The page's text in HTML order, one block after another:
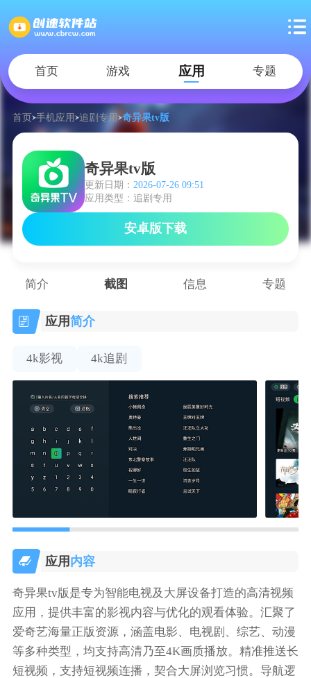
首页 游戏 应用 专题
首页 手机应用 追剧专用 奇异果tv版
奇异果tv版
更新日期： 2026-07-26 09:51
应用类型：追剧专用
安卓版下载
简介 截图 信息 专题
应用简介
4k影视 4k追剧
应用 内容
奇异果tv版是专为智能电视及大屏设备打造的高清视频
应用，提供丰富的影视内容与优化的观看体验。汇聚了
爱奇艺海量正版资源，涵盖电影、电视剧、综艺、动漫
等多种类型，均支持高清乃至4K画质播放。精准推送长
短视频，支持短视频连播，契合大屏浏览习惯。导航逻